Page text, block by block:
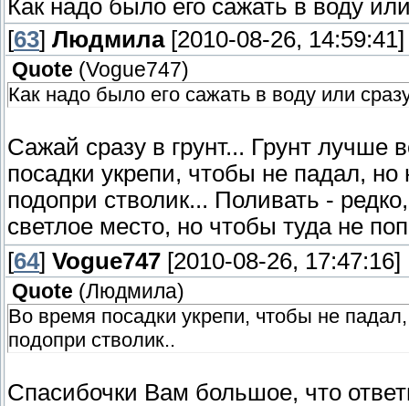
Как надо было его сажать в воду
[63] Людмила[2010-08-26, 14:59:41]
Quote (Vogue747)
Как надо было его сажать в воду или
Сажай сразу в грунт... Грунт лучше
посадки укрепи, чтобы не падал,
подопри стволик... Поливать -
светлое место, но чтобы туда не
[64] Vogue747 [2010-08-26, 17:47:16]
Quote (Людмила)
Во время посадки укрепи, чтобы не
подопри стволик..
Спасибочки Вам большое, что